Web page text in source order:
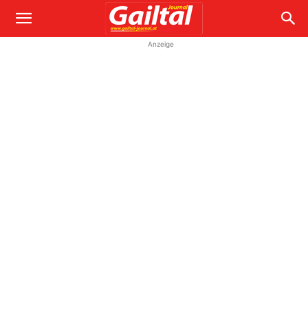
Anzeige